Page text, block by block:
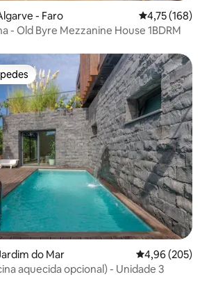
- Faro 4,75 de uma
4,75 (168)
- Old Byre Mezzanine House 1BDRM
do Mar 4,96 de uma
4,96 (205)
aquecida opcional) - Unidade 3